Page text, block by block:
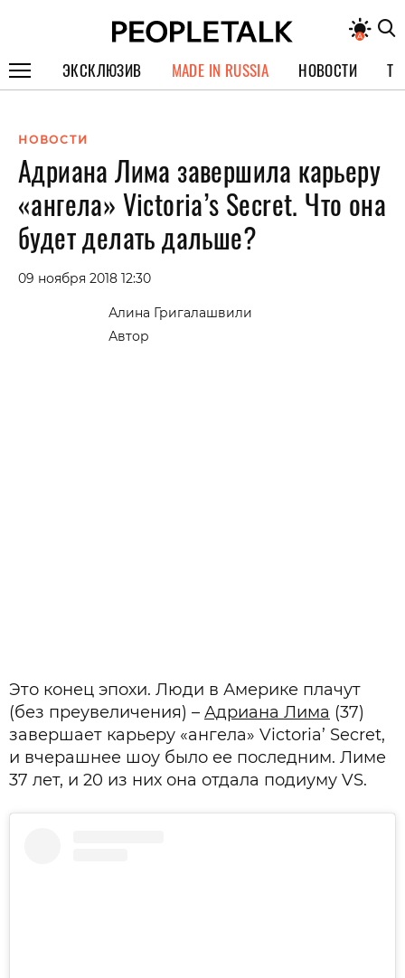
ЭКСКЛЮЗИВ
СПЕЦПРОЕКТЫ
ИНТЕРВЬЮ
ПОКОЛЕНИЕ
MADE IN RUSSIA НОВОСТИ
НОВОСТИ
Адриана Лима завершила карьеру
«ангела» Victoria’s Secret. Что она
будет делать дальше?
09 ноября 2018 12:30
Алина Григалашвили
Автор
Это конец эпохи. Люди в Америке плачут
(без преувеличения) – Адриана Лима (37)
завершает карьеру «ангела» Victoria’ Secret,
и вчерашнее шоу было ее последним. Лиме
37 лет, и 20 из них она отдала подиуму VS.